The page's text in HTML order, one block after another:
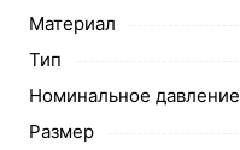
Материал
Тип
Номинальное давление
Размер